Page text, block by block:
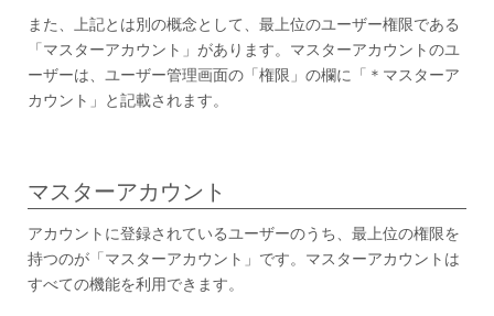
また、上記とは別の概念として、最上位のユーザー権限である
「マスターアカウント」があります。マスターアカウントのユ
ーザーは、ユーザー管理画面の「権限」の欄に「＊マスターア
カウント」と記載されます。
マスターアカウント
アカウントに登録されているユーザーのうち、最上位の権限を
持つのが「マスターアカウント」です。マスターアカウントは
すべての機能を利用できます。